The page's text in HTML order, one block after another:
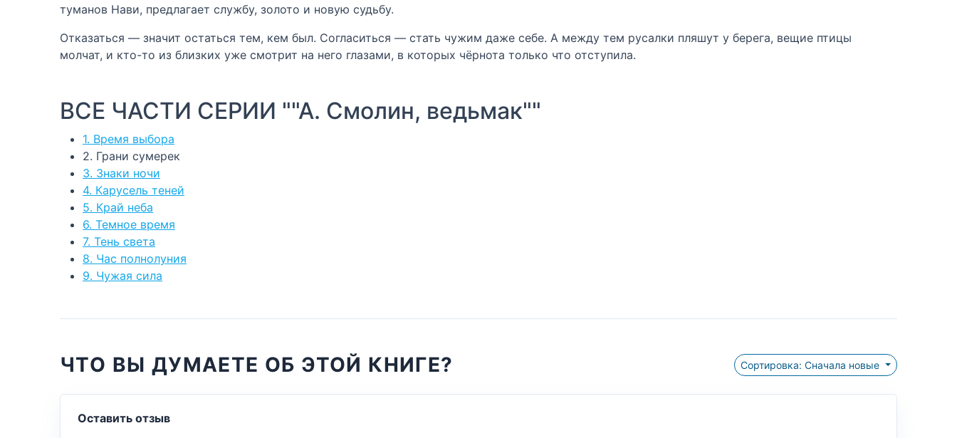
туманов Нави, предлагает службу, золото и новую судьбу.
Отказаться — значит остаться тем, кем был. Согласиться — стать чужим даже себе. А между тем русалки пляшут у берега, вещие птицы
молчат, и кто-то из близких уже смотрит на него глазами, в которых чёрнота только что отступила.
ВСЕ ЧАСТИ СЕРИИ ""А. Смолин, ведьмак""
1. Время выбора
2. Грани сумерек
3. Знаки ночи
4. Карусель теней
5. Край неба
6. Темное время
7. Тень света
8. Час полнолуния
9. Чужая сила
ЧТО ВЫ ДУМАЕТЕ ОБ ЭТОЙ КНИГЕ? Сортировка: Сначала новые
Оставить отзыв